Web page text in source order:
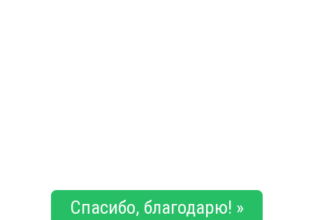
Спасибо, благодарю! »